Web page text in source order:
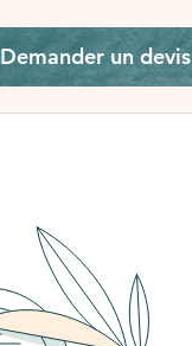
Demander un devis